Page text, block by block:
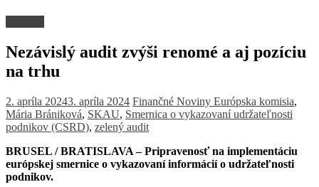
Nezávislý audit zvýši renomé a aj pozíciu
na trhu
2. apríla 20243. apríla 2024 Finančné Noviny Európska komisia,
Mária Brániková, SKAU, Smernica o vykazovaní udržateľnosti
podnikov (CSRD), zelený audit
BRUSEL / BRATISLAVA – Pripravenosť na implementáciu
európskej smernice o vykazovaní informácií o udržateľnosti
podnikov.